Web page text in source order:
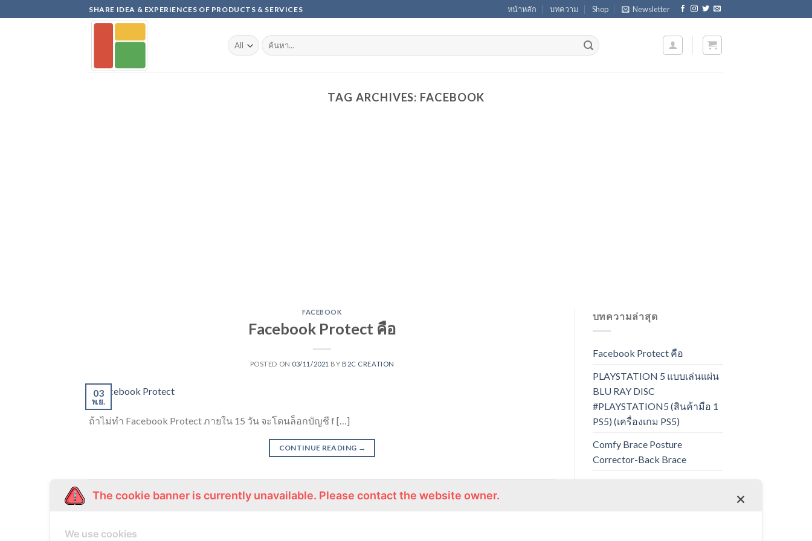
to
SHARE IDEA & EXPERIENCES OF PRODUCTS & SERVICES หน้าหลัก บทความ Shop Newsletter
ค้นหา:
TAG ARCHIVES: FACEBOOK
FACEBOOK
Facebook Protect คือ
POSTED ON 03/11/2021 BY B2C CREATION
03
พ.ย.
ถ้าไม่ทำ Facebook Protect ภายใน 15 วัน จะโดนล็อกบัญชี f […]
CONTINUE READING →
Posted in facebook | facebook Facebook Protect Facebook Protect คือ
บทความล่าสุด
Facebook Protect คือ
PLAYSTATION 5 แบบเล่นแผ่น
BLU RAY DISC
#PLAYSTATION5 (สินค้ามือ 1
PS5) (เครื่องเกม PS5)
Comfy Brace Posture
Corrector-Back Brace
The cookie banner is currently unavailable. Please contact the website owner.
We use cookies